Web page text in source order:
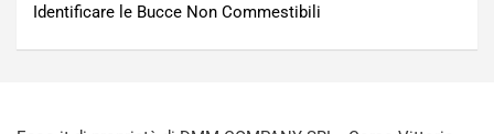
Identificare le Bucce Non Commestibili